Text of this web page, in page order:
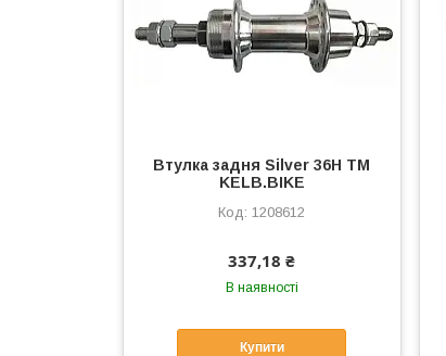
Втулка задня Silver 36H ТМ
KELB.BIKE
1208612
337,18 ₴
В наявності
Купити